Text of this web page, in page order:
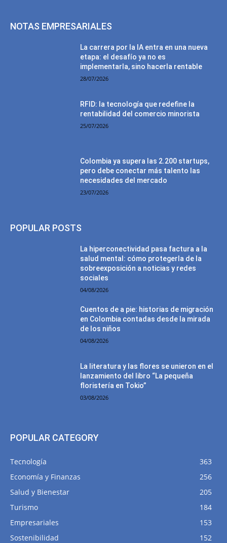
NOTAS EMPRESARIALES
La carrera por la IA entra en una nueva
etapa: el desafío ya no es
implementarla, sino hacerla rentable
28/07/2026
RFID: la tecnología que redefine la
rentabilidad del comercio minorista
25/07/2026
Colombia ya supera las 2.200 startups,
pero debe conectar más talento las
necesidades del mercado
23/07/2026
POPULAR POSTS
La hiperconectividad pasa factura a la
salud mental: cómo protegerla de la
sobreexposición a noticias y redes
sociales
04/08/2026
Cuentos de a pie: historias de migración
en Colombia contadas desde la mirada
de los niños
04/08/2026
La literatura y las flores se unieron en el
lanzamiento del libro “La pequeña
floristería en Tokio”
03/08/2026
POPULAR CATEGORY
Tecnología
363
Economía y Finanzas
256
Salud y Bienestar
205
Turismo
184
Empresariales
153
Sostenibilidad
152